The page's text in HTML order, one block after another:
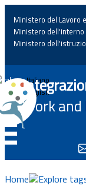
Home
News
Highlights
Events
Ministero del Lavoro
Ministero dell'interno
Ministero
Italiano
English
Work
Home Explore